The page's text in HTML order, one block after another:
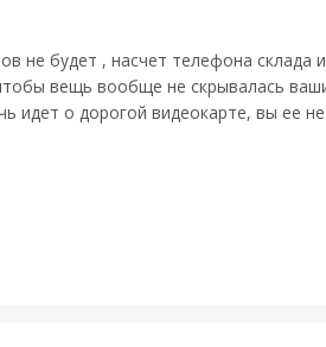
не будет , насчет телефона склада
вещь вообще не скрывалась
идет о дорогой видеокарте, вы ее